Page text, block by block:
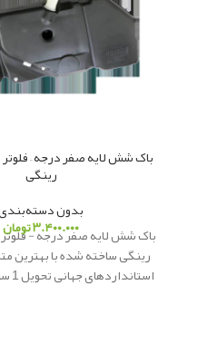
رینگی
بدون
۳.۴۰۰.۰۰۰تومان
رینگی ساخته شده با بهترین